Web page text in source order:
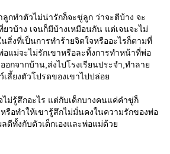
ลูกทำตัวไม่น่ารักก็จะขู่ลูก ว่าจะตีบ้าง จะ
วบ้าง เจนก็มีบ้างเหมือนกัน แต่เจนจะไม่
สิ่งที่เป็นการทำร้ายจิตใจหรืออะไรก็ตามที่
อแม่จะไม่รักเขาหรือละทิ้งการทำหน้าที่พ่อ
กจากบ้าน,ส่งไปโรงเรียนประจำ,ทำลา
เลี้ยงตัวโปรดของเขาไปปล่อ
ไม่รู้สึกอะไร แต่กับเด็กบางคนแค่คำขู่ก็
รือทำให้เขารู้สึกไม่มั่นคงในความรักของพ่อ
ดีทั้งกับตัวเด็กเองและพ่อแม่ด้ว